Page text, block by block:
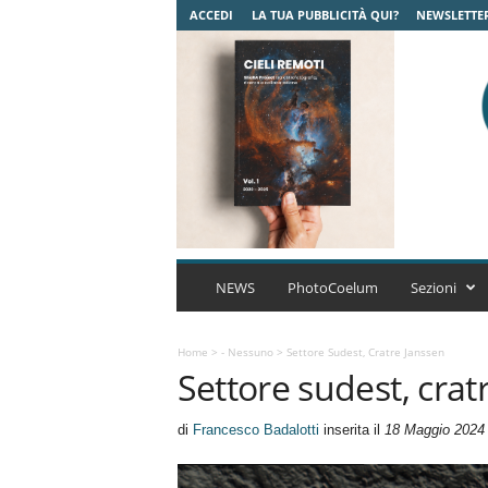
ACCEDI LA TUA PUBBLICITÀ QUI?
C
u
A
r
NEWS PhotoCoelum Sezioni
Home > - Nessuno> Settore Sudest, Cratre Janssen
Settore sudest,
di Francesco Badalotti inserita il 18 Maggio 2024